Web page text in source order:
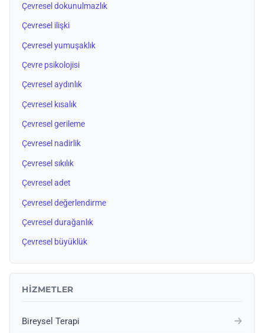
Çevresel dokunulmazlık
Çevresel ilişki
Çevresel yumuşaklık
Çevre psikolojisi
Çevresel aydınlık
Çevresel kısalık
Çevresel gerileme
Çevresel nadirlik
Çevresel sıkılık
Çevresel adet
Çevresel değerlendirme
Çevresel durağanlık
Çevresel büyüklük
HIZMETLER
Bireysel Terapi